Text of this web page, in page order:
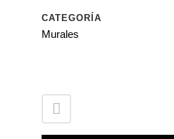
CATEGORÍA
Murales